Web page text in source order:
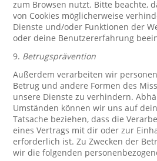
zum Browsen nutzt. Bitte beachte,
von Cookies möglicherweise
Dienste und/oder Funktionen der
oder deine Benutzererfahrung
9. Betrugsprävention
Außerdem verarbeiten wir
Betrug und andere Formen des
unsere Dienste zu verhindern.
Umständen können wir uns auf
Tatsache beziehen, dass die
eines Vertrags mit dir oder zur
erforderlich ist. Zu Zwecken der
wir die folgenden